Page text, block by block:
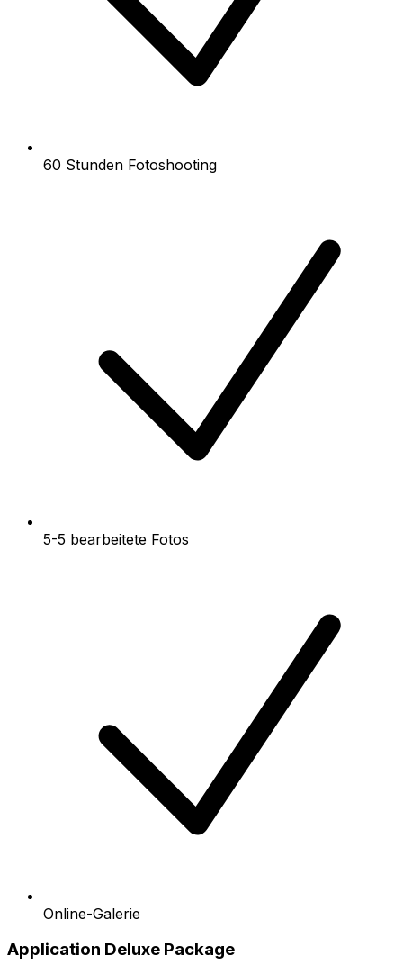
60 Stunden Fotoshooting
5-5 bearbeitete Fotos
Online-Galerie
Application Deluxe Package